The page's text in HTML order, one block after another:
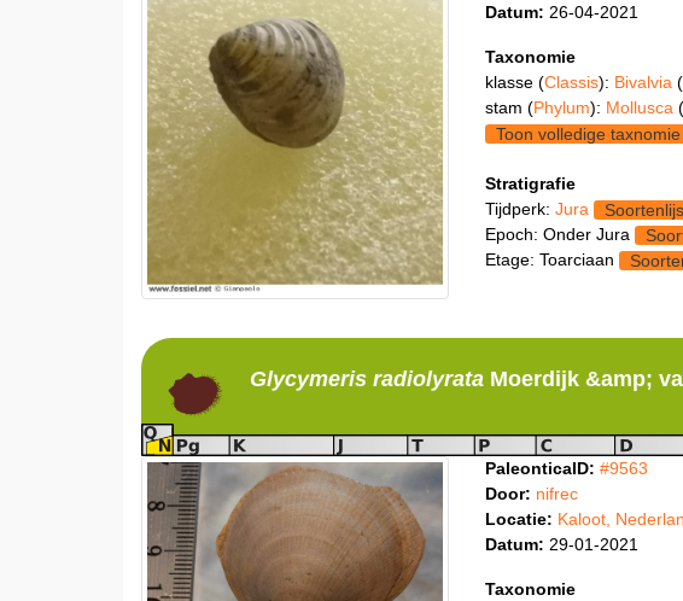
Datum: 26-04-2021
Taxonomie
klasse (Classis): Bivalvia
stam (Phylum): Mollusca
Toon volledige taxnomie
Stratigrafie
Tijdperk: Jura
Epoch: Onder Jura
Etage: Toarciaan
Glycymerisradiolyrata Moerdijk &amp;
PaleonticaID: #9563
Door: nifrec
Locatie: Kaloot,
Datum: 29-01-2021
Taxonomie